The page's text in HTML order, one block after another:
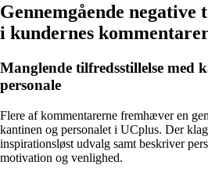
Gennemgående
i kundernes
Manglende tilfredsstillelse med
personale
Flere af kommentarerne fremhæver en
kantinen og personalet i UCplus. Der
inspirationsløst udvalg samt beskriver
motivation og venlighed.